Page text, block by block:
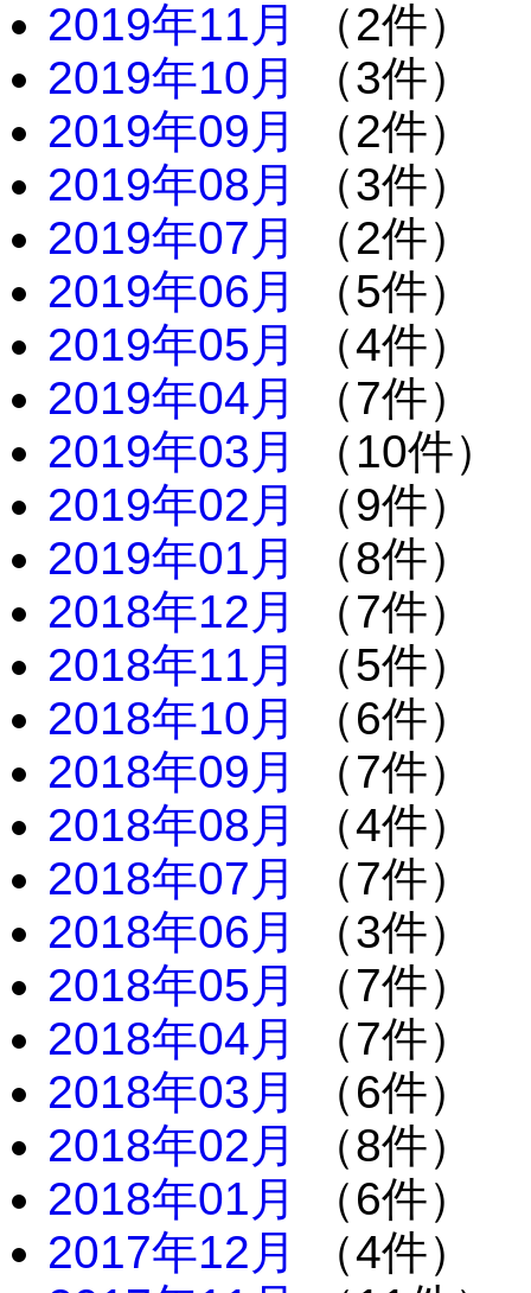
2019年11月
（2件）
2019年10月
（3件）
2019年09月
（2件）
2019年08月
（3件）
2019年07月
（2件）
2019年06月
（5件）
2019年05月
（4件）
2019年04月
（7件）
2019年03月
（10件）
2019年02月
（9件）
2019年01月
（8件）
2018年12月
（7件）
2018年11月
（5件）
2018年10月
（6件）
2018年09月
（7件）
2018年08月
（4件）
2018年07月
（7件）
2018年06月
（3件）
2018年05月
（7件）
2018年04月
（7件）
2018年03月
（6件）
2018年02月
（8件）
2018年01月
（6件）
2017年12月
（4件）